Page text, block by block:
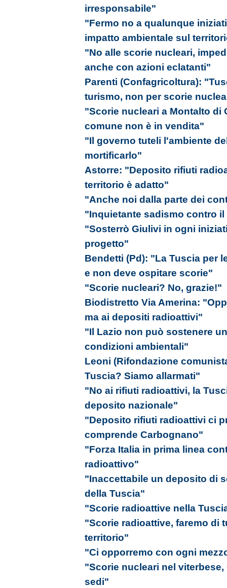
irresponsabile"
"Fermo no a qualunque
impatto ambientale sul
"No alle scorie nucleari,
anche con azioni eclatanti"
Parenti (Confagricoltura):
turismo, non per scorie
"Scorie nucleari a Montalto di
comune non è in vendita"
"Il governo tuteli l'ambiente
mortificarlo"
Astorre: "Deposito rifiuti
territorio è adatto"
"Anche noi dalla parte dei
"Inquietante sadismo contro
"Sosterrò Giulivi in ogni
progetto"
Bendetti (Pd): "La Tuscia per
e non deve ospitare scorie"
"Scorie nucleari? No, grazie!"
Biodistretto Via Amerina:
ma ai depositi radioattivi"
"Il Lazio non può sostenere
condizioni ambientali"
Leoni (Rifondazione
Tuscia? Siamo allarmati"
"No ai rifiuti radioattivi, la
deposito nazionale"
"Deposito rifiuti radioattivi ci
comprende Carbognano"
"Forza Italia in prima linea
radioattivo"
"Inaccettabile un deposito di
della Tuscia"
"Scorie radioattive nella
"Scorie radioattive, faremo di
territorio"
"Ci opporremo con ogni
"Scorie nucleari nel
sedi"